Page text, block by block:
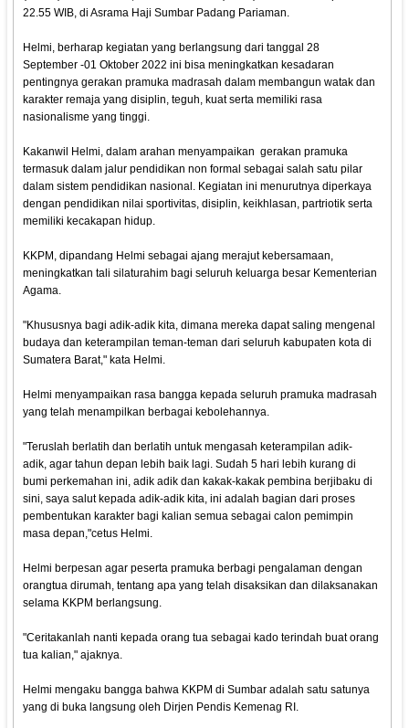
22.55 WIB, di Asrama Haji Sumbar Padang Pariaman.
Helmi, berharap kegiatan yang berlangsung dari tanggal 28
September -01 Oktober 2022 ini bisa meningkatkan kesadaran
pentingnya gerakan pramuka madrasah dalam membangun watak dan
karakter remaja yang disiplin, teguh, kuat serta memiliki rasa
nasionalisme yang tinggi.
Kakanwil Helmi, dalam arahan menyampaikan gerakan pramuka
termasuk dalam jalur pendidikan non formal sebagai salah satu pilar
dalam sistem pendidikan nasional. Kegiatan ini menurutnya diperkaya
dengan pendidikan nilai sportivitas, disiplin, keikhlasan, partriotik serta
memiliki kecakapan hidup.
KKPM, dipandang Helmi sebagai ajang merajut kebersamaan,
meningkatkan tali silaturahim bagi seluruh keluarga besar Kementerian
Agama.
"Khususnya bagi adik-adik kita, dimana mereka dapat saling mengenal
budaya dan keterampilan teman-teman dari seluruh kabupaten kota di
Sumatera Barat," kata Helmi.
Helmi menyampaikan rasa bangga kepada seluruh pramuka madrasah
yang telah menampilkan berbagai kebolehannya.
"Teruslah berlatih dan berlatih untuk mengasah keterampilan adik-
adik, agar tahun depan lebih baik lagi. Sudah 5 hari lebih kurang di
bumi perkemahan ini, adik adik dan kakak-kakak pembina berjibaku di
sini, saya salut kepada adik-adik kita, ini adalah bagian dari proses
pembentukan karakter bagi kalian semua sebagai calon pemimpin
masa depan,"cetus Helmi.
Helmi berpesan agar peserta pramuka berbagi pengalaman dengan
orangtua dirumah, tentang apa yang telah disaksikan dan dilaksanakan
selama KKPM berlangsung.
"Ceritakanlah nanti kepada orang tua sebagai kado terindah buat orang
tua kalian," ajaknya.
Helmi mengaku bangga bahwa KKPM di Sumbar adalah satu satunya
yang di buka langsung oleh Dirjen Pendis Kemenag RI.